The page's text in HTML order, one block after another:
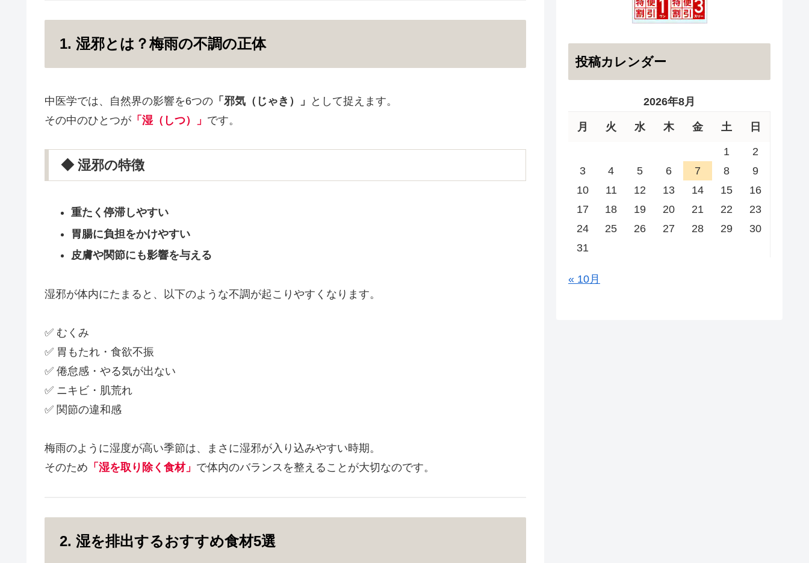
1. 湿邪とは？梅雨の不調の正体
中医学では、自然界の影響を6つの 「邪気（じゃき）」
として捉えます。
その中のひとつが 「湿（しつ）」 です。
◆ 湿邪の特徴
重たく停滞しやすい
胃腸に負担をかけやすい
皮膚や関節にも影響を与える
湿邪が体内にたまると、以下のような不調が起こりやすくなります。
✅ むくみ
✅ 胃もたれ・食欲不振
✅ 倦怠感・やる気が出ない
✅ ニキビ・肌荒れ
✅ 関節の違和感
梅雨のように湿度が高い季節は、まさに湿邪が入り込みやすい時期。
そのため 「湿を取り除く食材」 で体内のバランスを整えることが大切なのです。
2. 湿を排出するおすすめ食材5選
投稿カレンダー
2026年8月
月 火 水 木 金 土 日
1
2
3
4 5 6 7 8
9
10
11 12 13 14 15
16
17
18 19 20 21 22
23
24
25 26 27 28 29
30
31
« 10月